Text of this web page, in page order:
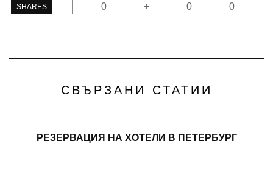
SHARES 0 + 0 0
СВЪРЗАНИ СТАТИИ
РЕЗЕРВАЦИЯ НА ХОТЕЛИ В ПЕТЕРБУРГ